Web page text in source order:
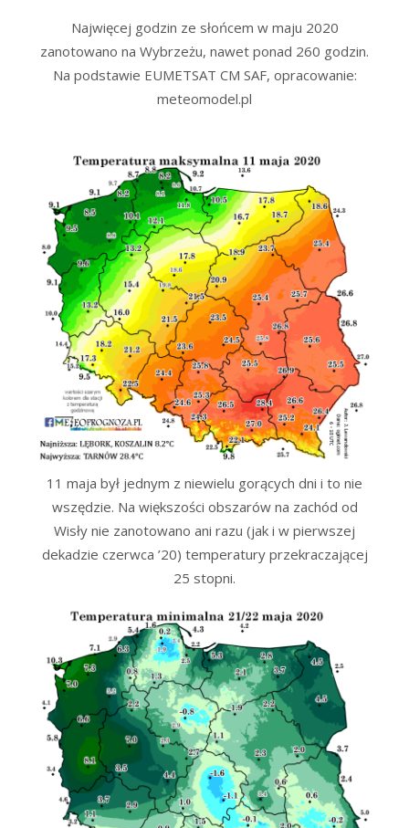
Najwięcej godzin ze słońcem w maju 2020
zanotowano na Wybrzeżu, nawet ponad 260 godzin.
Na podstawie EUMETSAT CM SAF, opracowanie:
meteomodel.pl
11 maja był jednym z niewielu gorących dni i to nie
wszędzie. Na większości obszarów na zachód od
Wisły nie zanotowano ani razu (jak i w pierwszej
dekadzie czerwca ’20) temperatury przekraczającej
25 stopni.